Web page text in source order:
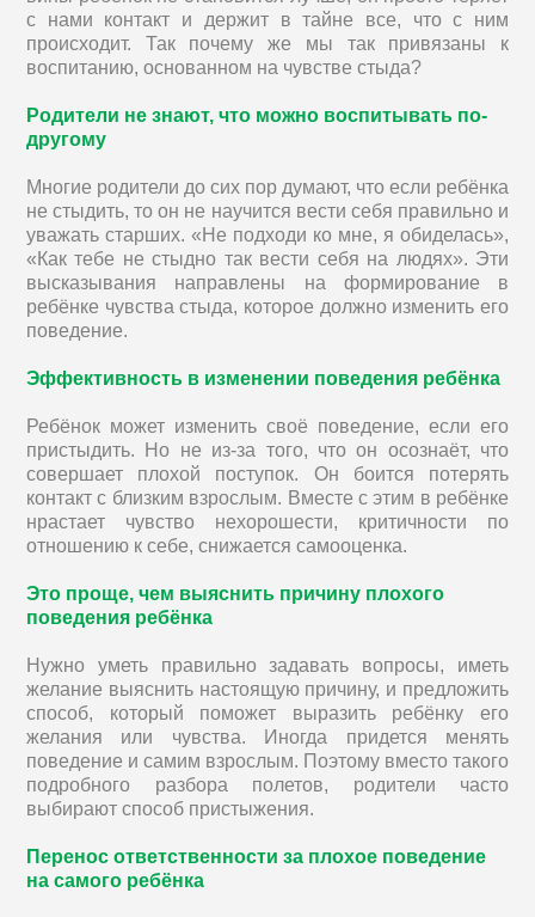
с нами контакт и держит в тайне все, что с ним
происходит. Так почему же мы так привязаны к
воспитанию, основанном на чувстве стыда?
Родители не знают, что можно воспитывать по-
другому
Многие родители до сих пор думают, что если ребёнка
не стыдить, то он не научится вести себя правильно и
уважать старших. «Не подходи ко мне, я обиделась»,
«Как тебе не стыдно так вести себя на людях». Эти
высказывания направлены на формирование в
ребёнке чувства стыда, которое должно изменить его
поведение.
Эффективность в изменении поведения ребёнка
Ребёнок может изменить своё поведение, если его
пристыдить. Но не из-за того, что он осознаёт, что
совершает плохой поступок. Он боится потерять
контакт с близким взрослым. Вместе с этим в ребёнке
нрастает чувство нехорошести, критичности по
отношению к себе, снижается самооценка.
Это проще, чем выяснить причину плохого
поведения ребёнка
Нужно уметь правильно задавать вопросы, иметь
желание выяснить настоящую причину, и предложить
способ, который поможет выразить ребёнку его
желания или чувства. Иногда придется менять
поведение и самим взрослым. Поэтому вместо такого
подробного разбора полетов, родители часто
выбирают способ пристыжения.
Перенос ответственности за плохое поведение
на самого ребёнка